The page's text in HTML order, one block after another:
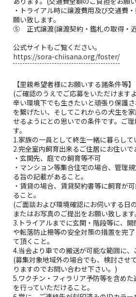
・トライアル時に譲渡費用及び交通費
願い致します。
⑤ 正式譲渡(譲渡契約・鑑札の取得・
公式サイトもご覧ください。
https://sora-chiisana.org/foster/
【里親希望者様にお願いする諸条件等】
(ご確認のうえでご応募をいただけます
辛い環境下でも生きたいと頑張り保護
を繋げたい、そしてこれからの犬生を
せるようにとの思いでの条件です。ご
す。
1.家族の一員として終生一緒に暮らして
2.完全室内飼育出来るご住居にお住いで
・玄関先、庭での飼育等不可
・マンション等集合住宅の場合、管理
る旨の記載があること。
・賃貸の場合、賃貸契約書等に飼育が
ること。
(ご面談および環境確認にお伺いする日
またはお写真のご提出をお願い致しま
3.トライアルまでに玄関・階段等に、
や転落防止柵等の安全対策の措置を完
て頂くこと。
4.当会より車での搬送が可能な範囲に、
(募集対象地域外の場合でも、検討させ
りますのでお問い合わせ下さい。)
5.ワクチン・フィラリア予防等を含め
を行っていただけること。